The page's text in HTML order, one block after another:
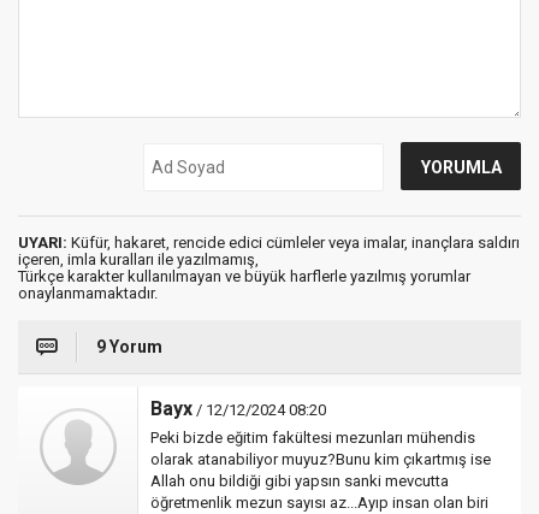
UYARI: Küfür, hakaret, rencide edici cümleler veya imalar, inançlara saldırı
içeren, imla kuralları ile yazılmamış,
Türkçe karakter kullanılmayan ve büyük harflerle yazılmış yorumlar
onaylanmamaktadır.
9 Yorum
Bayx / 12/12/2024 08:20
Peki bizde eğitim fakültesi mezunları mühendis
olarak atanabiliyor muyuz?Bunu kim çıkartmış ise
Allah onu bildiği gibi yapsın sanki mevcutta
öğretmenlik mezun sayısı az...Ayıp insan olan biri